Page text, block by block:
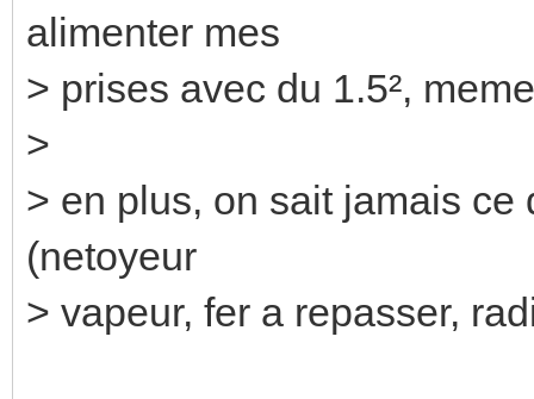
alimenter mes
> prises avec du 1.5²,
>
> en plus, on sait jamais
(netoyeur
> vapeur, fer a repasser,